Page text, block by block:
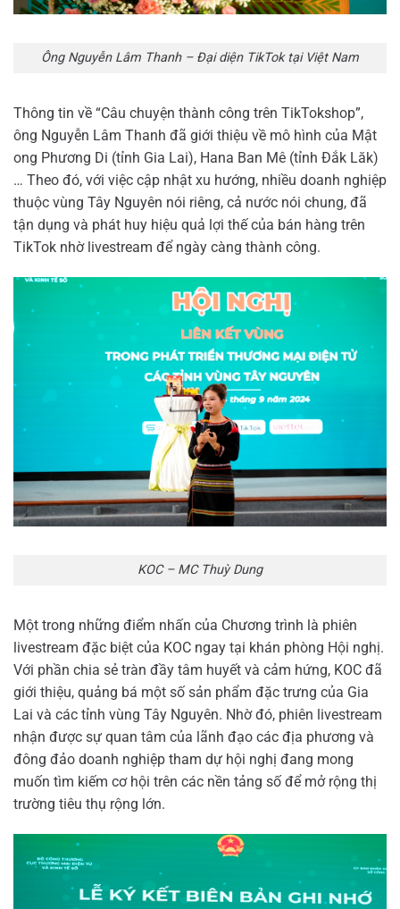
Ông Nguyễn Lâm Thanh – Đại diện TikTok tại Việt Nam
Thông tin về “Câu chuyện thành công trên TikTokshop”,
ông Nguyễn Lâm Thanh đã giới thiệu về mô hình của Mật
ong Phương Di (tỉnh Gia Lai), Hana Ban Mê (tỉnh Đắk Lăk)
… Theo đó, với việc cập nhật xu hướng, nhiều doanh nghiệp
thuộc vùng Tây Nguyên nói riêng, cả nước nói chung, đã
tận dụng và phát huy hiệu quả lợi thế của bán hàng trên
TikTok nhờ livestream để ngày càng thành công.
KOC – MC Thuỳ Dung
Một trong những điểm nhấn của Chương trình là phiên
livestream đặc biệt của KOC ngay tại khán phòng Hội nghị.
Với phần chia sẻ tràn đầy tâm huyết và cảm hứng, KOC đã
giới thiệu, quảng bá một số sản phẩm đặc trưng của Gia
Lai và các tỉnh vùng Tây Nguyên. Nhờ đó, phiên livestream
nhận được sự quan tâm của lãnh đạo các địa phương và
đông đảo doanh nghiệp tham dự hội nghị đang mong
muốn tìm kiếm cơ hội trên các nền tảng số để mở rộng thị
trường tiêu thụ rộng lớn.